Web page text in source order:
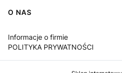
O NAS
Informacje o firmie
POLITYKA PRYWATNOŚCI